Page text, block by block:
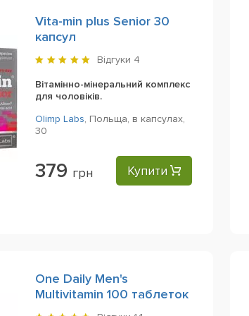
Vita-min plus Senior 30
капсул
Відгуки 4
Вітамінно-мінеральний комплекс
для чоловіків.
Olimp Labs, Польща, в капсулах,
30
379 грн Купити
One Daily Men's
Multivitamin 100 таблеток